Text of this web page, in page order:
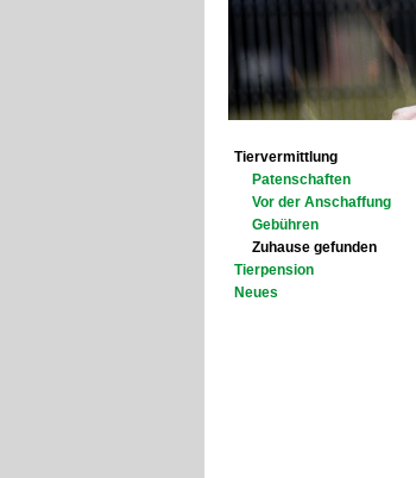
Tiervermittlung
Patenschaften
Vor der Anschaffung
Gebühren
Zuhause gefunden
Tierpension
Neues